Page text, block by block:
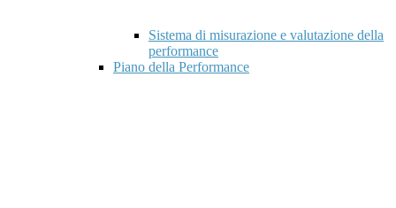
Sistema di misurazione e valutazione della
performance
Piano della Performance